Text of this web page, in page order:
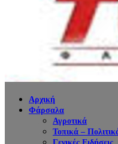
Αρχική
Φάρσαλα
Αγροτικά
Τοπικά –